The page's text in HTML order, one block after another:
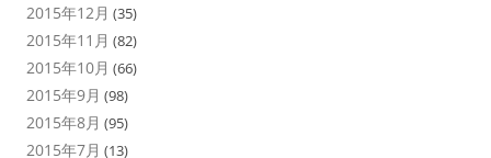
2015年12月 (35)
2015年11月 (82)
2015年10月 (66)
2015年9月 (98)
2015年8月 (95)
2015年7月 (13)